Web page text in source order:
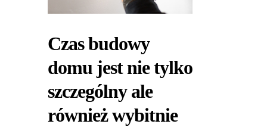
Czas budowy
domu jest nie tylko
szczególny ale
również wybitnie